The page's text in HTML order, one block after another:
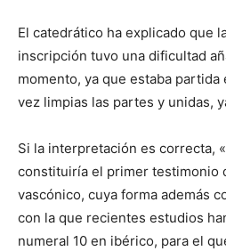
El catedrático ha explicado que
inscripción tuvo una dificultad
momento, ya que estaba
vez limpias las partes y unidas,
Si la interpretación es correcta,
constituiría el primer testimonio
vascónico, cuya forma además
con la que recientes estudios
numeral 10 en ibérico, para el